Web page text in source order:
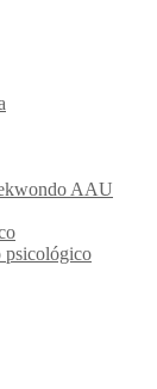
AAU
psicológico